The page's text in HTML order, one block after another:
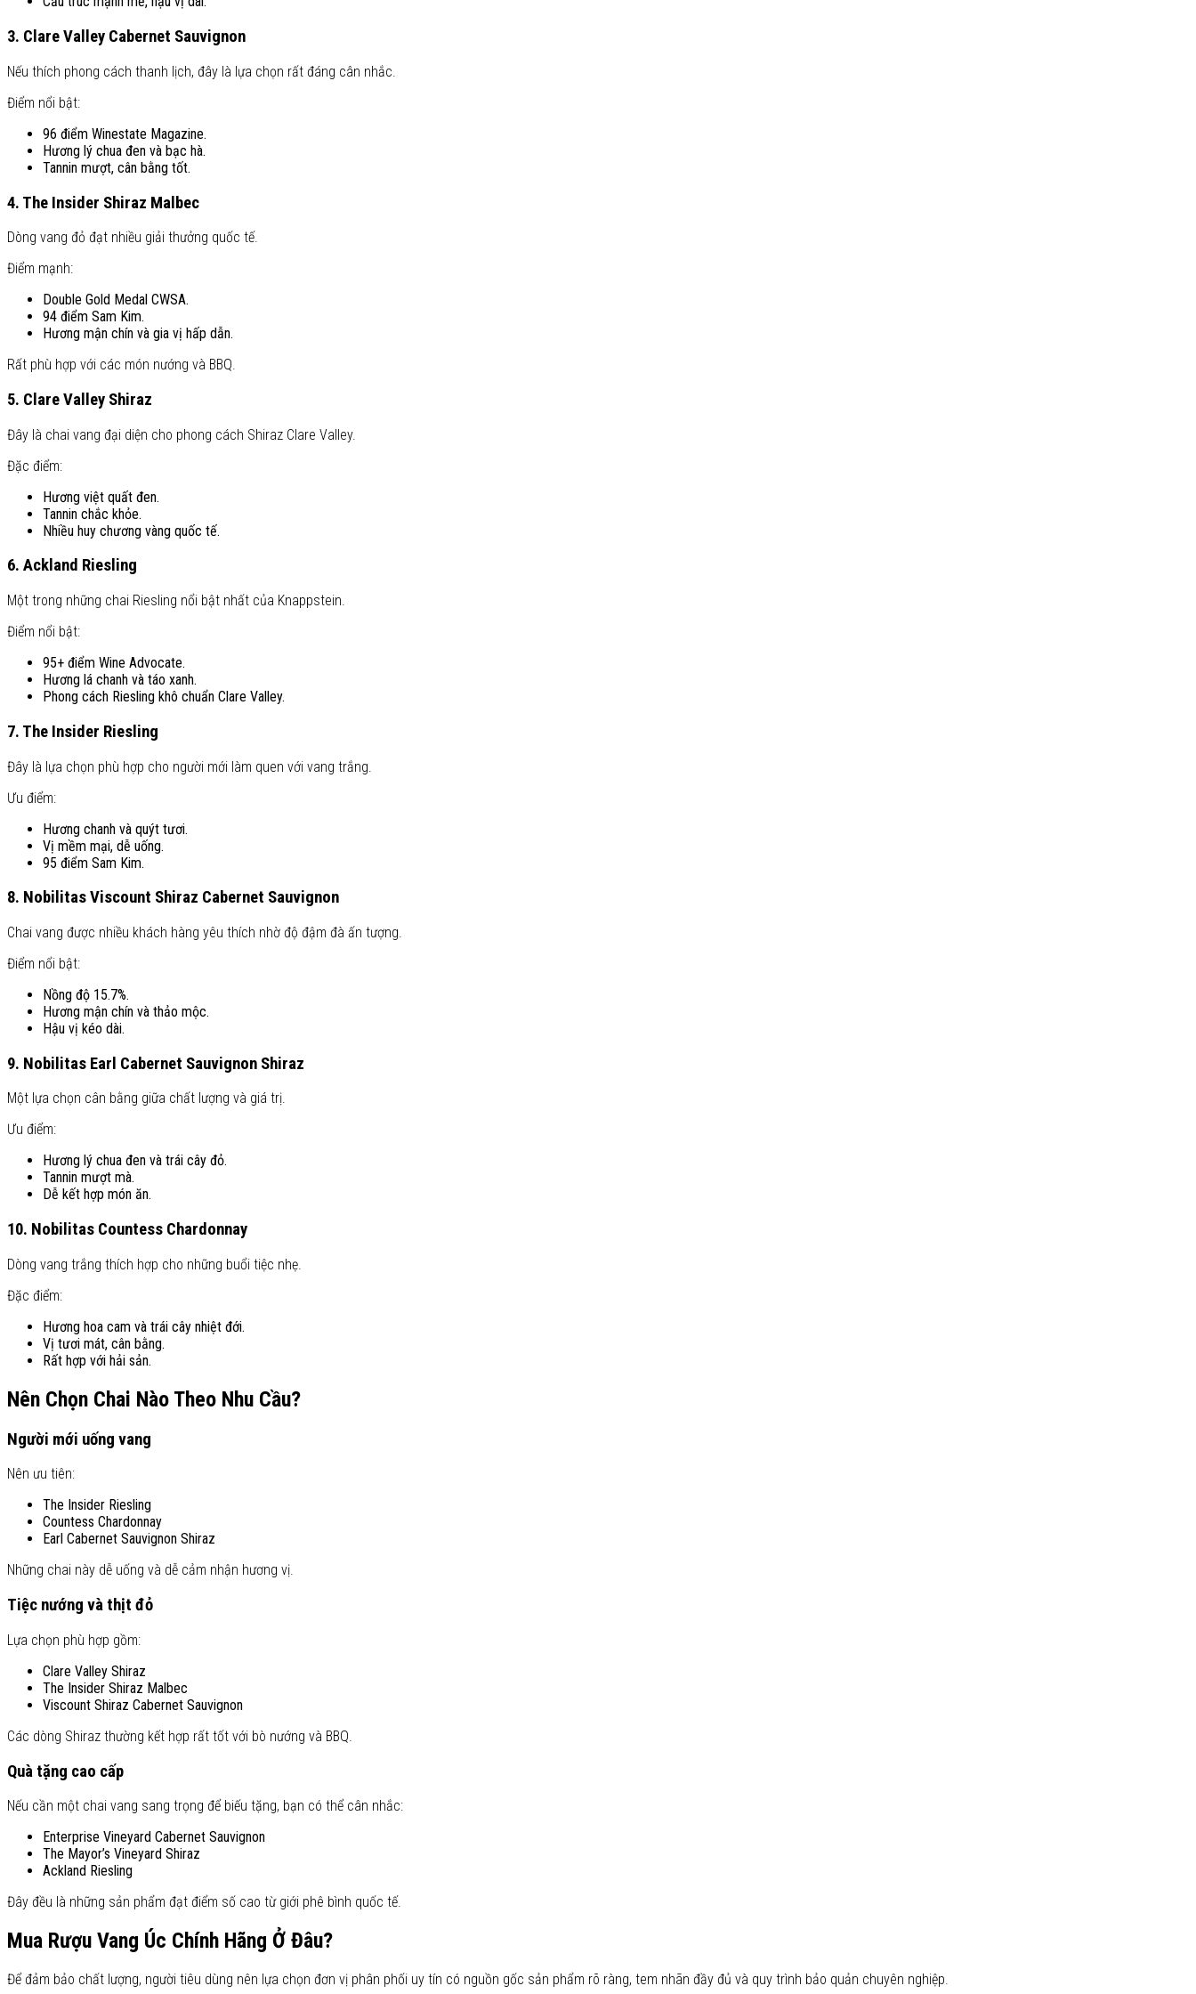
3. Clare Valley Cabernet Sauvignon
Nếu thích phong cách thanh lịch, đây là lựa chọn rất đáng cân nhắc.
Điểm nổi bật:
96 điểm Winestate Magazine.
Hương lý chua đen và bạc hà.
Tannin mượt, cân bằng tốt.
4. The Insider Shiraz Malbec
Dòng vang đỏ đạt nhiều giải thưởng quốc tế.
Điểm mạnh:
Double Gold Medal CWSA.
94 điểm Sam Kim.
Hương mận chín và gia vị hấp dẫn.
Rất phù hợp với các món nướng và BBQ.
5. Clare Valley Shiraz
Đây là chai vang đại diện cho phong cách Shiraz Clare Valley.
Đặc điểm:
Hương việt quất đen.
Tannin chắc khỏe.
Nhiều huy chương vàng quốc tế.
6. Ackland Riesling
Một trong những chai Riesling nổi bật nhất của Knappstein.
Điểm nổi bật:
95+ điểm Wine Advocate.
Hương lá chanh và táo xanh.
Phong cách Riesling khô chuẩn Clare Valley.
7. The Insider Riesling
Đây là lựa chọn phù hợp cho người mới làm quen với vang trắng.
Ưu điểm:
Hương chanh và quýt tươi.
Vị mềm mại, dễ uống.
95 điểm Sam Kim.
8. Nobilitas Viscount Shiraz Cabernet Sauvignon
Chai vang được nhiều khách hàng yêu thích nhờ độ đậm đà ấn tượng.
Điểm nổi bật:
Nồng độ 15.7%.
Hương mận chín và thảo mộc.
Hậu vị kéo dài.
9. Nobilitas Earl Cabernet Sauvignon Shiraz
Một lựa chọn cân bằng giữa chất lượng và giá trị.
Ưu điểm:
Hương lý chua đen và trái cây đỏ.
Tannin mượt mà.
Dễ kết hợp món ăn.
10. Nobilitas Countess Chardonnay
Dòng vang trắng thích hợp cho những buổi tiệc nhẹ.
Đặc điểm:
Hương hoa cam và trái cây nhiệt đới.
Vị tươi mát, cân bằng.
Rất hợp với hải sản.
Nên Chọn Chai Nào Theo Nhu Cầu?
Người mới uống vang
Nên ưu tiên:
The Insider Riesling
Countess Chardonnay
Earl Cabernet Sauvignon Shiraz
Những chai này dễ uống và dễ cảm nhận hương vị.
Tiệc nướng và thịt đỏ
Lựa chọn phù hợp gồm:
Clare Valley Shiraz
The Insider Shiraz Malbec
Viscount Shiraz Cabernet Sauvignon
Các dòng Shiraz thường kết hợp rất tốt với bò nướng và BBQ.
Quà tặng cao cấp
Nếu cần một chai vang sang trọng để biếu tặng, bạn có thể cân nhắc:
Enterprise Vineyard Cabernet Sauvignon
The Mayor’s Vineyard Shiraz
Ackland Riesling
Đây đều là những sản phẩm đạt điểm số cao từ giới phê bình quốc tế.
Mua Rượu Vang Úc Chính Hãng Ở Đâu?
Để đảm bảo chất lượng, người tiêu dùng nên lựa chọn đơn vị phân phối uy tín có nguồn gốc sản phẩm rõ ràng, tem nhãn đầy đủ và quy trình bảo quản chuyên nghiệp.